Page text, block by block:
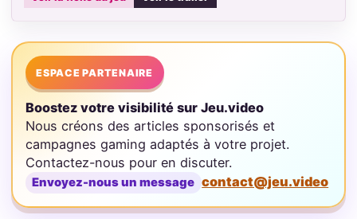
ESPACE PARTENAIRE
Boostez votre visibilité sur Jeu.video
Nous créons des articles sponsorisés et
campagnes gaming adaptés à votre projet.
Contactez-nous pour en discuter.
Envoyez-nous un message contact@jeu.video